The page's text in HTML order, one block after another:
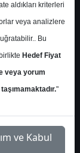
Yok
1
aldıkları kriterleri
veya analizlere
Bu
Hedef Fiyat
veya yorum
"